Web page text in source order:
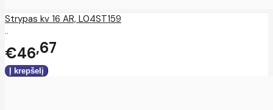
Strypas kv 16 AR, L04ST159
..
€46 67